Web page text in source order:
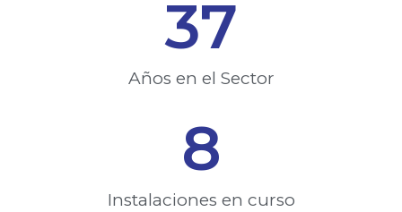
Años en el Sector
37
Instalaciones en curso
8